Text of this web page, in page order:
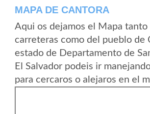
MAPA DE CANTORA
Aqui os dejamos el Mapa tanto
carreteras como del pueblo de
estado de Departamento de
El Salvador podeis ir
para cercaros o alejaros en el